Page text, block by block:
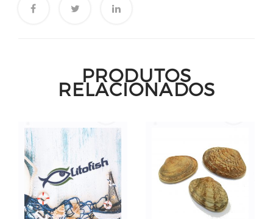
PRODUTOS
RELACIONADOS